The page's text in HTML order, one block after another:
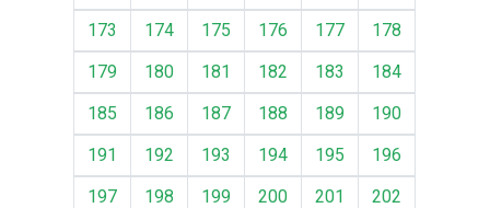
173
174 175 176 177
178
179
180 181 182 183
184
185
186 187 188 189
190
191
192 193 194 195
196
197
198 199 200 201
202